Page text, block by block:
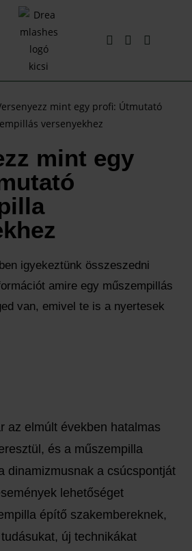
mint egy
igyekeztünk összeszedni
amire egy műszempillás
van, emivel te is a nyertesek
az elmúlt években hatalmas
és a műszempilla
dinamizmusnak a csúcspontját
lehetőséget
építő szakembereknek,
új technikákat